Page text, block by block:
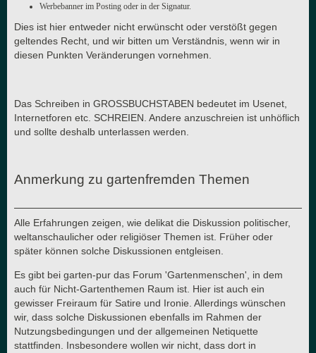
Werbebanner im Posting oder in der Signatur.
Dies ist hier entweder nicht erwünscht oder verstößt gegen
geltendes Recht, und wir bitten um Verständnis, wenn wir in
diesen Punkten Veränderungen vornehmen.
Das Schreiben in GROSSBUCHSTABEN bedeutet im Usenet,
Internetforen etc. SCHREIEN. Andere anzuschreien ist unhöflich
und sollte deshalb unterlassen werden.
Anmerkung zu gartenfremden Themen
Alle Erfahrungen zeigen, wie delikat die Diskussion politischer,
weltanschaulicher oder religiöser Themen ist. Früher oder
später können solche Diskussionen entgleisen.
Es gibt bei garten-pur das Forum 'Gartenmenschen', in dem
auch für Nicht-Gartenthemen Raum ist. Hier ist auch ein
gewisser Freiraum für Satire und Ironie. Allerdings wünschen
wir, dass solche Diskussionen ebenfalls im Rahmen der
Nutzungsbedingungen und der allgemeinen Netiquette
stattfinden. Insbesondere wollen wir nicht, dass dort in